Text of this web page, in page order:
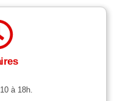
à 18h.